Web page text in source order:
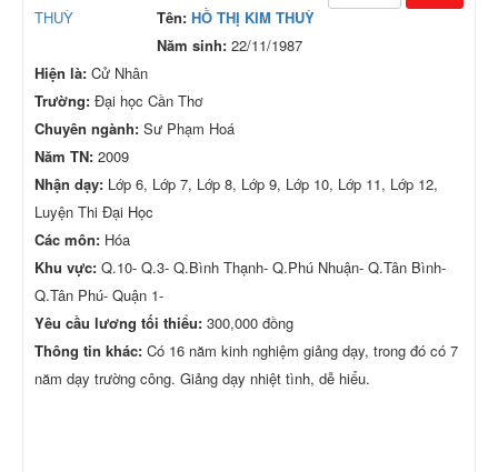
Tên: HỒ THỊ KIM THUỲ
Năm sinh: 22/11/1987
Hiện là: Cử Nhân
Trường: Đại học Cần Thơ
Chuyên ngành: Sư Phạm Hoá
Năm TN: 2009
Nhận dạy: Lớp 6, Lớp 7, Lớp 8, Lớp 9, Lớp 10, Lớp 11, Lớp 12,
Luyện Thi Đại Học
Các môn: Hóa
Khu vực: Q.10- Q.3- Q.Bình Thạnh- Q.Phú Nhuận- Q.Tân Bình-
Q.Tân Phú- Quận 1-
Yêu cầu lương tối thiểu: 300,000 đồng
Thông tin khác: Có 16 năm kinh nghiệm giảng dạy, trong đó có 7
năm dạy trường công. Giảng dạy nhiệt tình, dễ hiểu.